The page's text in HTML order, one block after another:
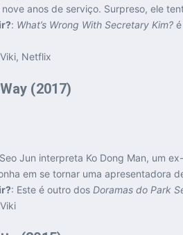
anos de serviço. Surpreso, ele
: What’s Wrong With Secretary Kim?
Netflix
(2017)
Jun interpreta Ko Dong Man, um
em se tornar uma apresentadora
: Este é outro dos Doramas do Park